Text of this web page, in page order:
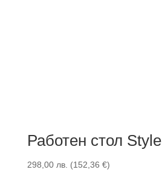
Работен стол Style
298,00 лв. (152,36 €)